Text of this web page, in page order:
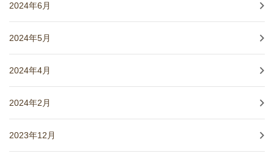
2024年6月
2024年5月
2024年4月
2024年2月
2023年12月